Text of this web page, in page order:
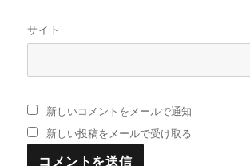
サイト
新しいコメントをメールで通知
新しい投稿をメールで受け取る